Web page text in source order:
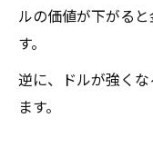
ルの価値が下がる
す。
逆に、ドルが強く
ます。